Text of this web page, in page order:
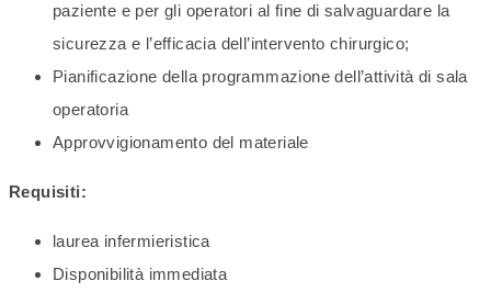
paziente e per gli operatori al fine di salvaguardare la
sicurezza e l’efficacia dell’intervento chirurgico;
Pianificazione della programmazione dell’attività di sala
operatoria
Approvvigionamento del materiale
Requisiti:
laurea infermieristica
Disponibilità immediata